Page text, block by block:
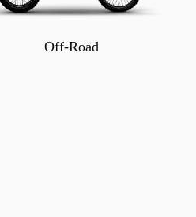
Off-Road